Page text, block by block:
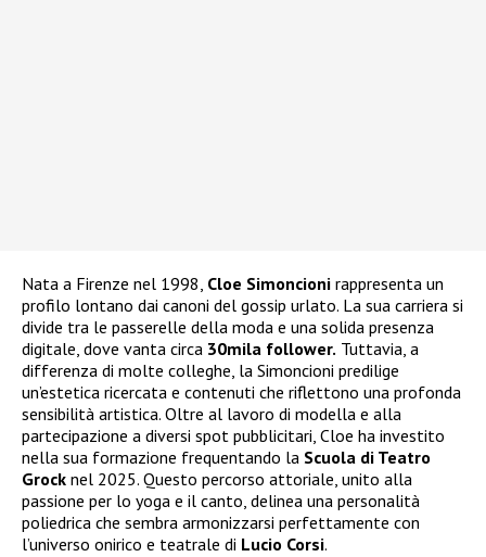
Nata a Firenze nel 1998, Cloe Simoncioni rappresenta un
profilo lontano dai canoni del gossip urlato. La sua carriera si
divide tra le passerelle della moda e una solida presenza
digitale, dove vanta circa 30mila follower. Tuttavia, a
differenza di molte colleghe, la Simoncioni predilige
un’estetica ricercata e contenuti che riflettono una profonda
sensibilità artistica. Oltre al lavoro di modella e alla
partecipazione a diversi spot pubblicitari, Cloe ha investito
nella sua formazione frequentando la Scuola di Teatro
Grock nel 2025. Questo percorso attoriale, unito alla
passione per lo yoga e il canto, delinea una personalità
poliedrica che sembra armonizzarsi perfettamente con
l’universo onirico e teatrale di Lucio Corsi.